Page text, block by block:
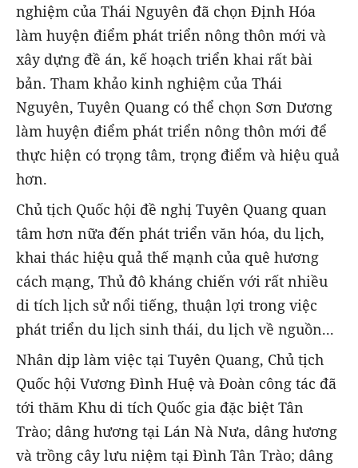
nghiệm của Thái Nguyên đã chọn Định Hóa
làm huyện điểm phát triển nông thôn mới và
xây dựng đề án, kế hoạch triển khai rất bài
bản. Tham khảo kinh nghiệm của Thái
Nguyên, Tuyên Quang có thể chọn Sơn Dương
làm huyện điểm phát triển nông thôn mới để
thực hiện có trọng tâm, trọng điểm và hiệu quả
hơn.
Chủ tịch Quốc hội đề nghị Tuyên Quang quan
tâm hơn nữa đến phát triển văn hóa, du lịch,
khai thác hiệu quả thế mạnh của quê hương
cách mạng, Thủ đô kháng chiến với rất nhiều
di tích lịch sử nổi tiếng, thuận lợi trong việc
phát triển du lịch sinh thái, du lịch về nguồn...
Nhân dịp làm việc tại Tuyên Quang, Chủ tịch
Quốc hội Vương Đình Huệ và Đoàn công tác đã
tới thăm Khu di tích Quốc gia đặc biệt Tân
Trào; dâng hương tại Lán Nà Nưa, dâng hương
và trồng cây lưu niệm tại Đình Tân Trào; dâng